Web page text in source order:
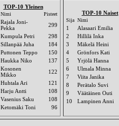
TOP-10 Yleinen
Nimi Pisteet
Rajala Joni-
Pekka
299
Kumpula Petri
298
Sillanpää Juha
184
Puttonen Teppo
150
Haukka Niko
137
Kosonen
Mikko
122
Huhtala Ari
121
Harju Antti
108
Vasenius Saku
108
Ketomäki Toni 96
TOP-10 Naiset
Sija Nimi
1 Alasaari Emilia
2
Hillilä Inka
3
Mäkelä Heini
4
Grönfors Kati
5
Yrjölä Hanna
6
Ulmala Minna
7
Viita Janika
8
Perätalo Suvi
9
Väätäinen Outi
10
Lampinen Anni